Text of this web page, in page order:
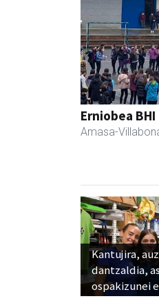
Erniobea BHI
Amasa-
Kantujira,
dantzaldia,
ospakizunei